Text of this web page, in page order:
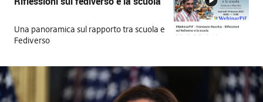
Una panoramica sul rapporto tra scuola e
Fediverso